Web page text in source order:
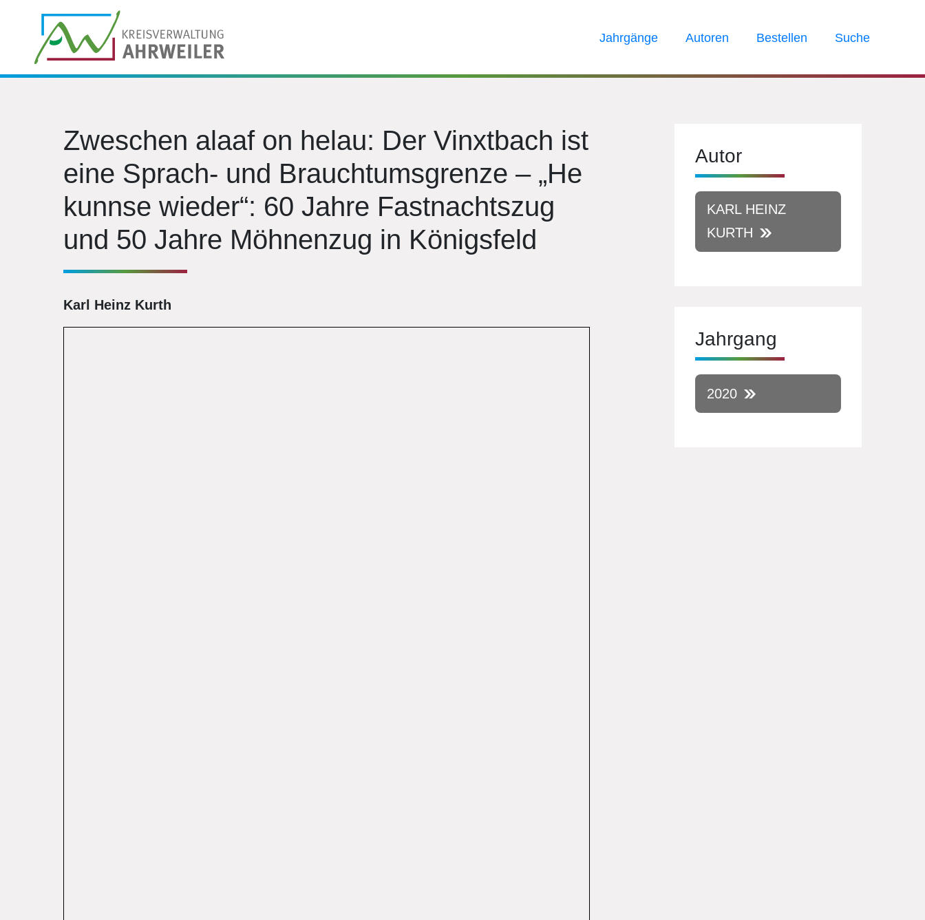
Jahrgänge Autoren Bestellen Suche
Zweschen alaaf on helau: Der Vinxtbach ist
eine Sprach- und Brauchtumsgrenze – „He
kunnse wieder“: 60 Jahre Fastnachtszug
und 50 Jahre Möhnenzug in Königsfeld
Karl Heinz Kurth
Autor
KARL HEINZ
KURTH
Jahrgang
2020